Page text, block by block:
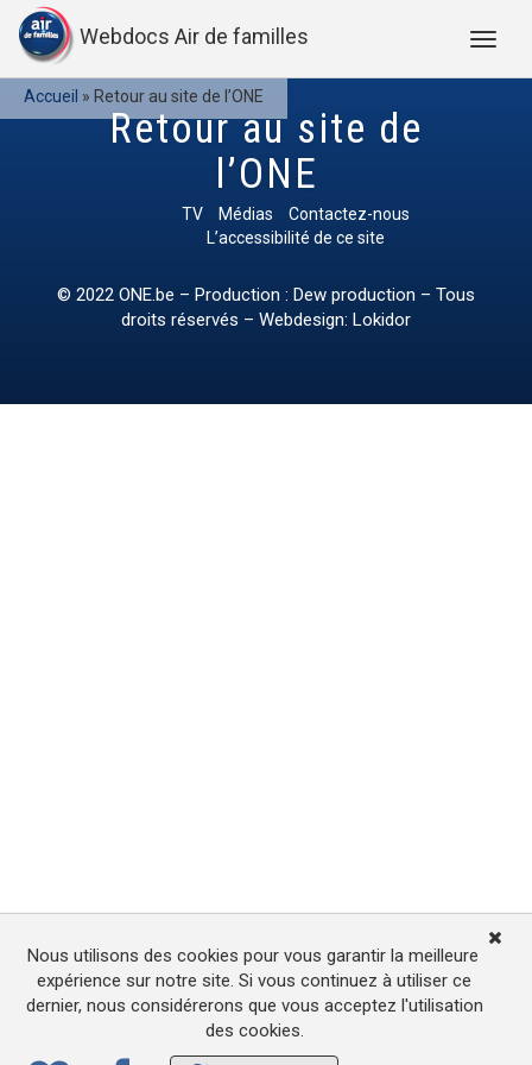
Webdocs Air de familles
Accueil » Retour au site de l’ONE
Retour au site de
l’ONE
TV Médias
Contactez-nous
L’accessibilité de ce site
© 2022 ONE.be – Production : Dew production – Tous
droits réservés – Webdesign: Lokidor
Nous utilisons des cookies pour vous garantir la meilleure
expérience sur notre site. Si vous continuez à utiliser ce
dernier, nous considérerons que vous acceptez l'utilisation
des cookies.